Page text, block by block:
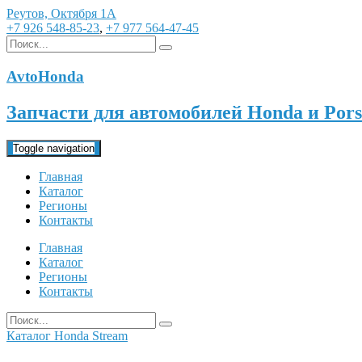
Реутов, Октября 1А
+7 926 548-85-23, +7 977 564-47-45
AvtoHonda
Запчасти для автомобилей Honda и
Toggle navigation
Главная
Каталог
Регионы
Контакты
Главная
Каталог
Регионы
Контакты
Каталог Honda Stream